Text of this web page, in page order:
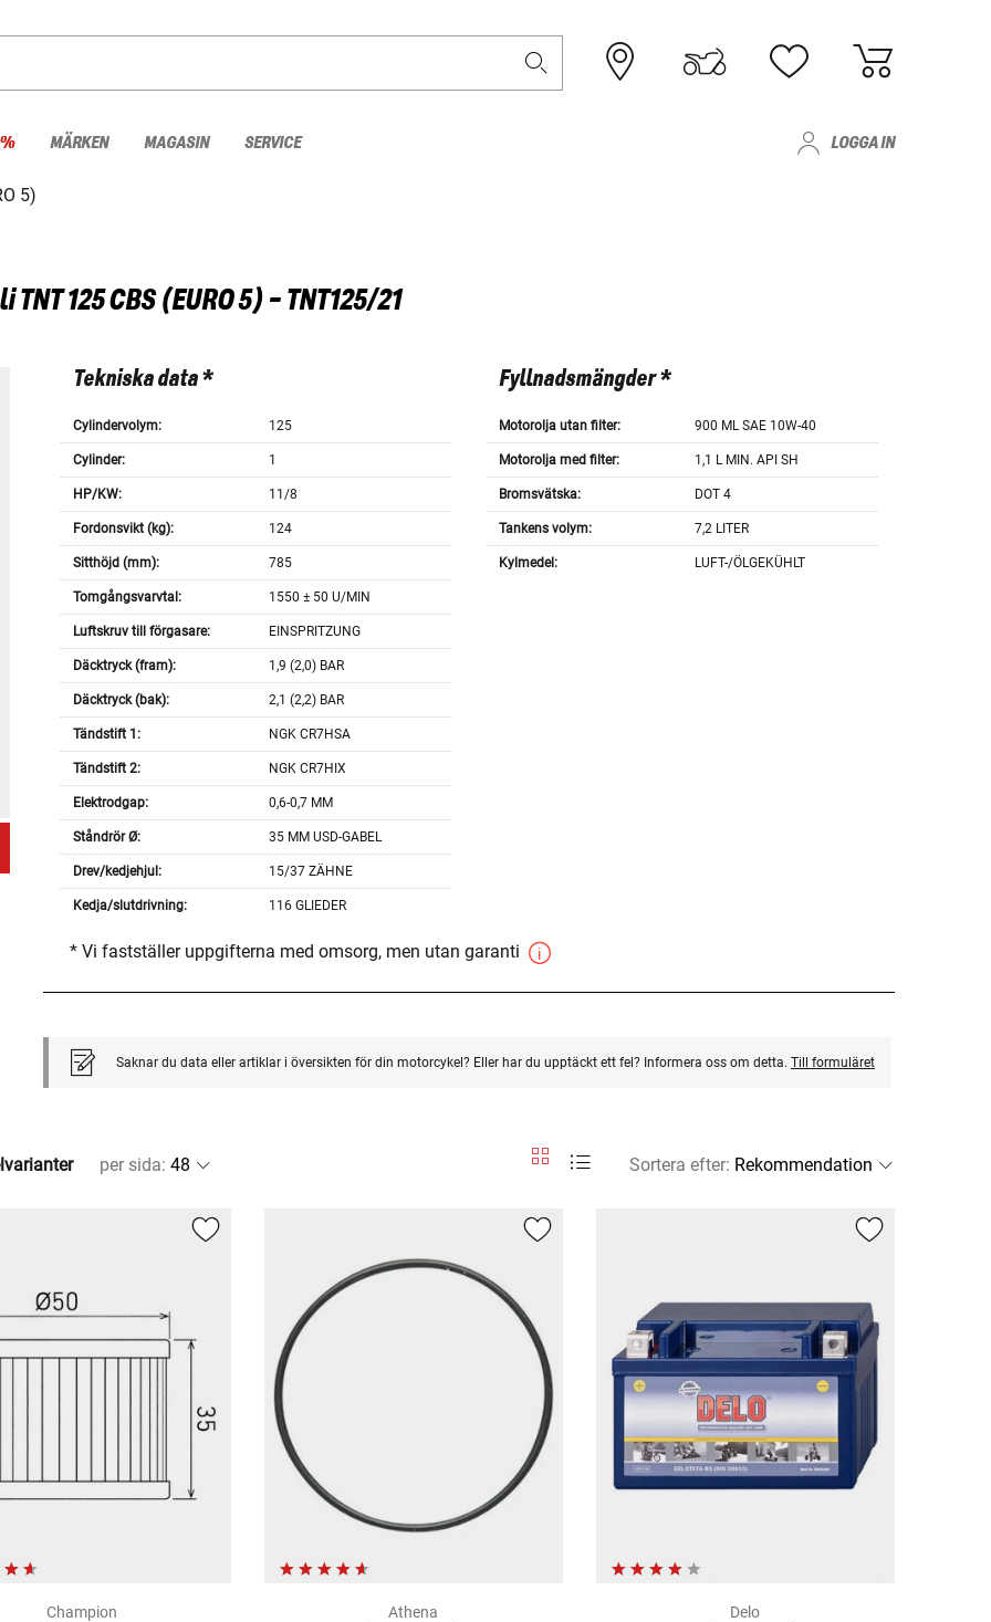
MÄRKEN MAGASIN SERVICE LOGGA IN
5)
TNT 125 CBS (EURO 5) - TNT125/21
Tekniska data *
Cylindervolym: 125
Cylinder: 1
HP/KW: 11/8
Fordonsvikt (kg): 124
Sitthöjd (mm): 785
Tomgångsvarvtal: 1550 ± 50 U/MIN
Luftskruv till förgasare: EINSPRITZUNG
Däcktryck (fram): 1,9 (2,0) BAR
Däcktryck (bak): 2,1 (2,2) BAR
Tändstift 1: NGK CR7HSA
Tändstift 2: NGK CR7HIX
Elektrodgap: 0,6-0,7 MM
Ståndrör Ø: 35 MM USD-GABEL
Drev/kedjehjul: 15/37 ZÄHNE
Kedja/slutdrivning: 116 GLIEDER
Fyllnadsmängder *
Motorolja utan filter: 900 ML SAE 10W-40
Motorolja med filter: 1,1 L MIN. API SH
Bromsvätska: DOT 4
Tankens volym: 7,2 LITER
Kylmedel: LUFT-/ÖLGEKÜHLT
* Vi fastställer uppgifterna med omsorg, men utan garanti
Saknar du data eller artiklar i översikten för din motorcykel? Eller har du upptäckt ett fel? Informera oss om detta. Till formuläret
per sida: Sortera efter:
Champion
Athena
Delo